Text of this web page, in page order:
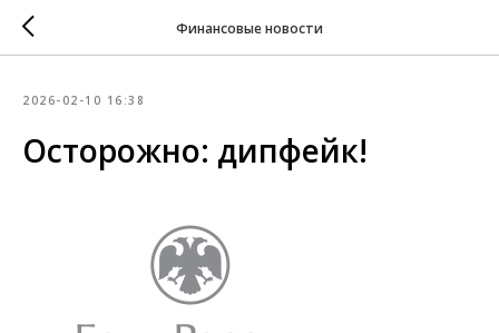
Финансовые новости
2026-02-10 16:38
Осторожно: дипфейк!